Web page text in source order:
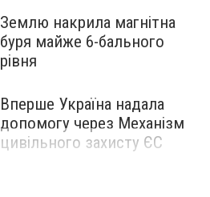
Землю накрила магнітна
буря майже 6-бального
рівня
Вперше Україна надала
допомогу через Механізм
цивільного захисту ЄС